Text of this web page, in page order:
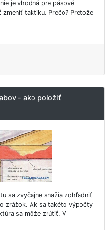
je vhodná pre pásové
taktiku. Prečo? Pretože
- ako položiť
sa zvyčajne snažia zohľadniť
zrážok. Ak sa takéto výpočty
sa môže zrútiť. V